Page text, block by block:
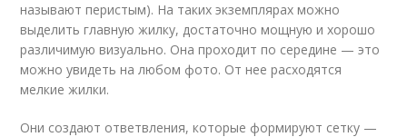
называют перистым). На таких экземплярах можно
выделить главную жилку, достаточно мощную и хорошо
различимую визуально. Она проходит по середине — это
можно увидеть на любом фото. От нее расходятся
мелкие жилки.
Они создают ответвления, которые формируют сетку —